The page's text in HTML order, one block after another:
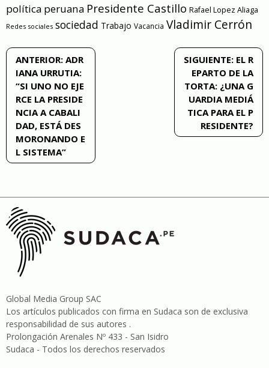
política peruana Presidente Castillo Rafael Lopez Aliaga
Redes sociales sociedad Trabajo Vacancia Vladimir Cerrón
Navegación
de
entradas
ANTERIOR: ADR
IANA URRUTIA:
“SI UNO NO EJE
RCE LA PRESIDE
NCIA A CABALI
DAD, ESTÁ DES
MORONANDO E
L SISTEMA”
SIGUIENTE: EL R
EPARTO DE LA
TORTA: ¿UNA G
UARDIA MEDIÁ
TICA PARA EL P
RESIDENTE?
Global Media Group SAC
Los artículos publicados con firma en Sudaca son de exclusiva
responsabilidad de sus autores .
Prolongación Arenales Nº 433 - San Isidro
Sudaca - Todos los derechos reservados